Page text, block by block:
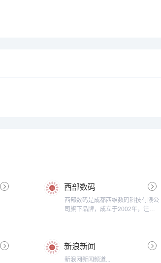
西部数码
西部数码是成都西维数码科技有限公
司旗下品牌，成立于2002年，注册
箱、主机租用、主机托管、CDN网
新浪新闻
新浪网新闻频道...